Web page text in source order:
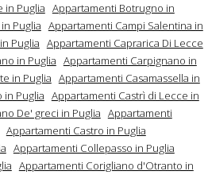
in Puglia Appartamenti Botrugno in
Puglia Appartamenti Campi Salentina in
Puglia Appartamenti Caprarica Di Lecce
in Puglia Appartamenti Carpignano in
in Puglia Appartamenti Casamassella in
in Puglia Appartamenti Castrì di Lecce in
De' greci in Puglia Appartamenti
Appartamenti Castro in Puglia
Appartamenti Collepasso in Puglia
Appartamenti Corigliano d'Otranto in